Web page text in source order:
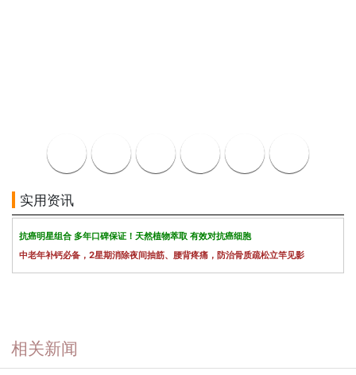
实用资讯
抗癌明星组合 多年口碑保证！天然植物萃取 有效对抗癌细胞
中老年补钙必备，2星期消除夜间抽筋、腰背疼痛，防治骨质疏松立竿见影
相关新闻